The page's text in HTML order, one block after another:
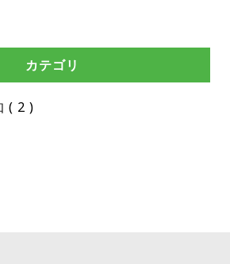
カテゴリ
( 2 )